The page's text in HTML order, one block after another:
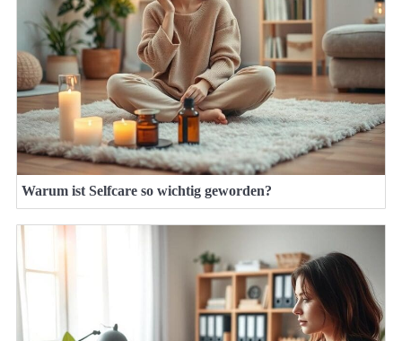
Warum ist Selfcare so wichtig geworden?